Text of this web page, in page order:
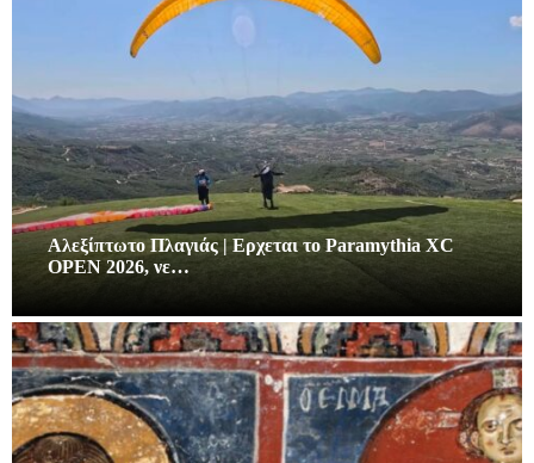
Αλεξίπτωτο Πλαγιάς | Ερχεται το Paramythia XC
OPEN 2026, νε…